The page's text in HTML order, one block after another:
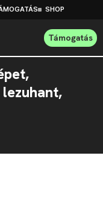
SHOP
Támogatás